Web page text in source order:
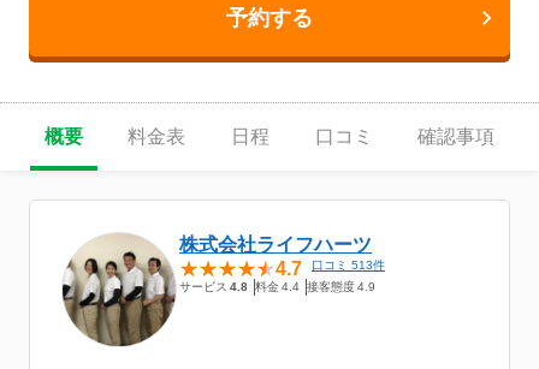
予約する
概要 料金表 日程 口コミ 確認事項
株式会社ライフハーツ
4.7
口コミ 513件
サービス 4.8 料金4.4 接客態度4.9